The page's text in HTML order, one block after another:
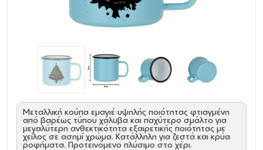
Μεταλλική κούπα εμαγιέ υψηλής ποιότητας φτιαγμένη
από βαρέως τύπου χάλυβα και παχύτερο σμάλτο για
μεγαλύτερη ανθεκτικότητα εξαιρετικής ποιότητας με
χείλος σε ασημί χρώμα. Κατάλληλη για ζεστά και κρύα
ροφήματα. Προτεινόμενο πλύσιμο στο χέρι.